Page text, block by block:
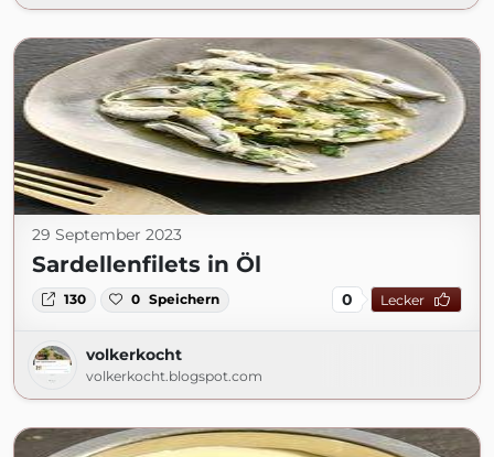
29 September 2023
Sardellenfilets in Öl
130 0 Speichern 0 Lecker
volkerkocht
volkerkocht.blogspot.com